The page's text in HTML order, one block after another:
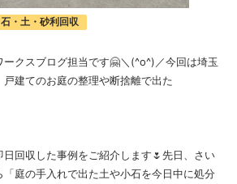
石・土・砂利回収
ークスブログ担当です🤗＼(^o^)／今回は埼玉
建てのお庭の整理や断捨離で出た
回収した事例をご紹介します🌷先日、さい
庭の手入れで出た土や小石を今日中に処分